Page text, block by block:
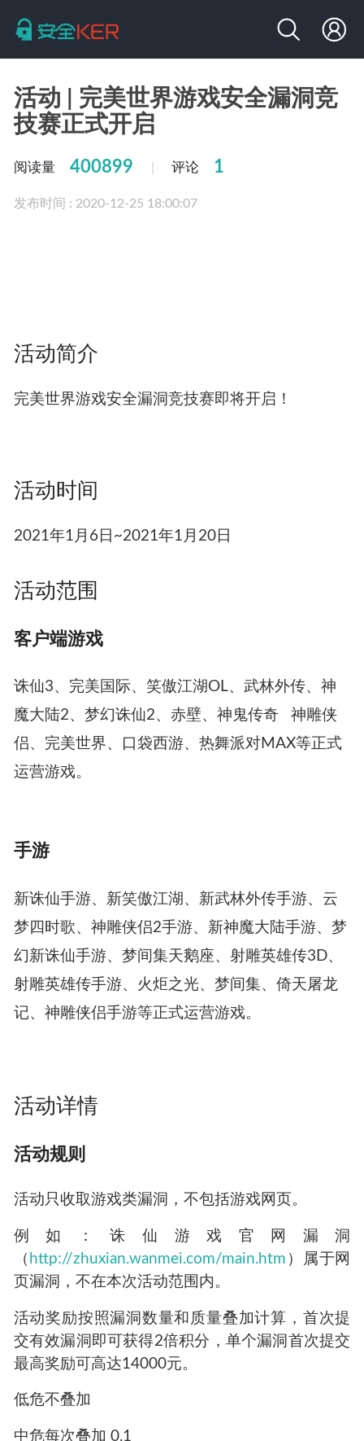
活动 | 完美世界游戏安全漏洞竞
技赛正式开启
阅读量 400899 评论 1
发布时间 : 2020-12-25 18:00:07
活动简介
完美世界游戏安全漏洞竞技赛即将开启！
活动时间
2021年1月6日~2021年1月20日
活动范围
客户端游戏
诛仙3、完美国际、笑傲江湖OL、武林外传、神
魔大陆2、梦幻诛仙2、赤壁、神鬼传奇 神雕侠
侣、完美世界、口袋西游、热舞派对MAX等正式
运营游戏。
手游
新诛仙手游、新笑傲江湖、新武林外传手游、云
梦四时歌、神雕侠侣2手游、新神魔大陆手游、梦
幻新诛仙手游、梦间集天鹅座、射雕英雄传3D、
射雕英雄传手游、火炬之光、梦间集、倚天屠龙
记、神雕侠侣手游等正式运营游戏。
活动详情
活动规则
活动只收取游戏类漏洞，不包括游戏网页。
例如：诛仙游戏官网漏洞
（ http://zhuxian.wanmei.com/main.htm ）属于网
页漏洞，不在本次活动范围内。
活动奖励按照漏洞数量和质量叠加计算，首次提
交有效漏洞即可获得2倍积分，单个漏洞首次提交
最高奖励可高达14000元。
低危不叠加
中危每次叠加 0.1